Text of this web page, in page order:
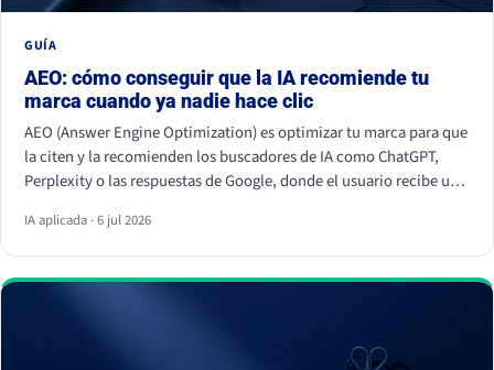
GUÍA
AEO: cómo conseguir que la IA recomiende tu
marca cuando ya nadie hace clic
AEO (Answer Engine Optimization) es optimizar tu marca para que
la citen y la recomienden los buscadores de IA como ChatGPT,
Perplexity o las respuestas de Google, donde el usuario recibe una
información citable, ganarte autoridad de terceros y demostrar
experiencia real. Empieza hoy, porque la IA ya decide a quién
nombrar y a quién ignorar.
IA aplicada · 6 jul 2026